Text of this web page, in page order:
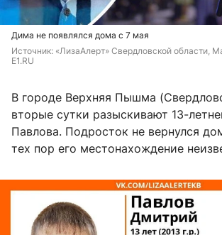
Дима не появлялся дома с 7 мая
Источник: «ЛизаАлерт» Свердловской области ,
E1.RU
В городе Верхняя Пышма
вторые сутки разыскивают 13-
Павлова. Подросток не вернулся
тех пор его местонахождение